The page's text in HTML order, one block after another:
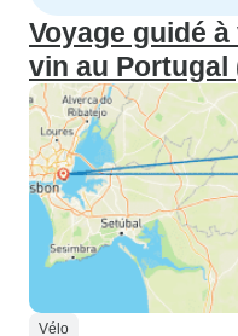
Voyage guidé
vin au Portugal
Vélo